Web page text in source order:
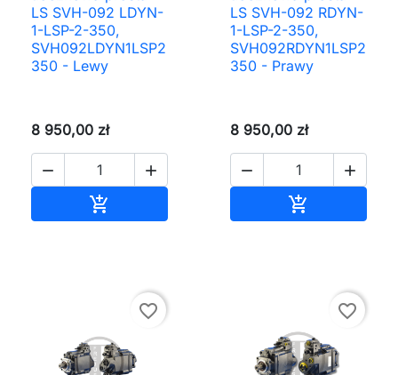
LS SVH-092 LDYN-
1-LSP-2-350,
SVH092LDYN1LSP2
350 - Lewy
8 950,00 zł
 

LS SVH-092 RDYN-
1-LSP-2-350,
SVH092RDYN1LSP2
350 - Prawy
8 950,00 zł
 

favorite_border favorite_border